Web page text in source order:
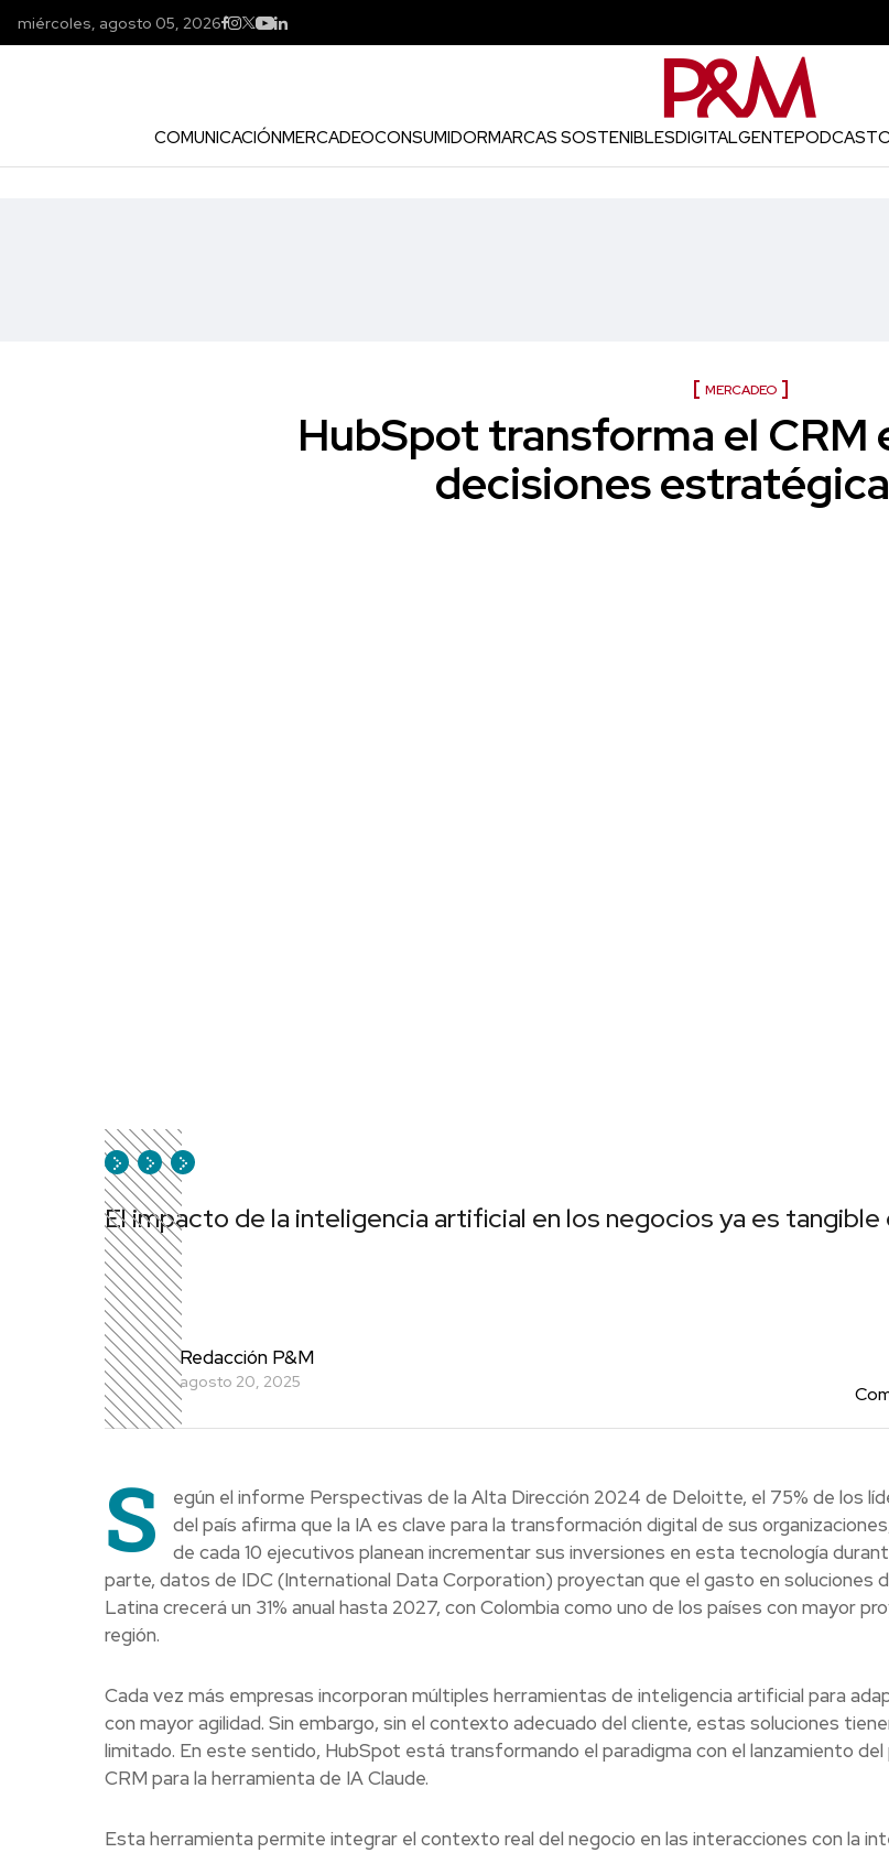
miércoles, agosto 05, 2026
COMUNICACIÓNMERCADEOCONSUMIDORMARCAS SOSTENIBLESDIGITALGENTEPODCAST
MERCADEO
HubSpot transforma el CRM
decisiones
El impacto de la inteligencia artificial en los negocios ya es tangible
Redacción P&M
agosto 20, 2025
S
egún el informe Perspectivas de la Alta Dirección 2024 de Deloitte, el 75% de los
del país afirma que la IA es clave para la transformación digital de sus
de cada 10 ejecutivos planean incrementar sus inversiones en esta tecnología
parte, datos de IDC (International Data Corporation) proyectan que el gasto en soluciones
Latina crecerá un 31% anual hasta 2027, con Colombia como uno de los países con mayor
región.
Cada vez más empresas incorporan múltiples herramientas de inteligencia artificial para
con mayor agilidad. Sin embargo, sin el contexto adecuado del cliente, estas soluciones
limitado. En este sentido, HubSpot está transformando el paradigma con el lanzamiento
CRM para la herramienta de IA Claude.
Esta herramienta permite integrar el contexto real del negocio en las interacciones con la